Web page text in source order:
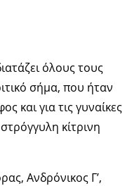
όλους τους
σήμα, που ήταν
και για τις γυναίκες
κίτρινη
Ανδρόνικος Γ’,